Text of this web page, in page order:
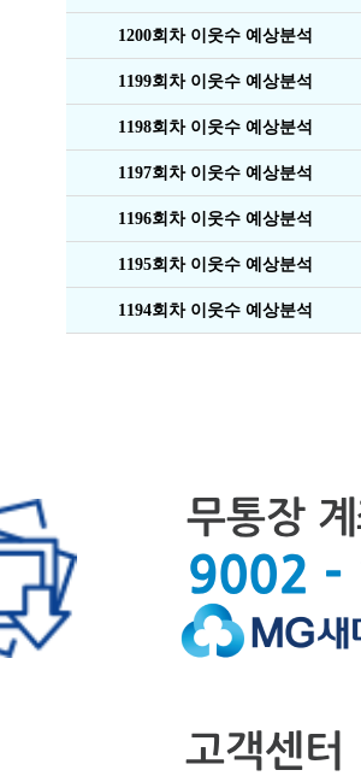
1200회차 이웃수 예상분석
1199회차 이웃수 예상분석
1198회차 이웃수 예상분석
1197회차 이웃수 예상분석
1196회차 이웃수 예상분석
1195회차 이웃수 예상분석
1194회차 이웃수 예상분석